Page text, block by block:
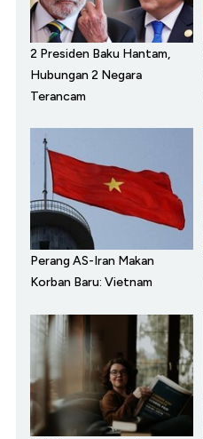
2 Presiden Baku Hantam,
Hubungan 2 Negara
Terancam
Perang AS-Iran Makan
Korban Baru: Vietnam